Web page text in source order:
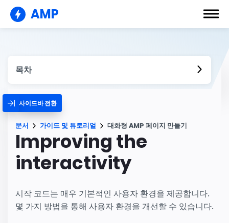
AMP
목차
사이드바 전환
문서 가이드 및 튜토리얼 대화형 AMP 페이지 만들기
Improving the
interactivity
시작 코드는 매우 기본적인 사용자 환경을 제공합니다.
몇 가지 방법을 통해 사용자 환경을 개선할 수 있습니다.